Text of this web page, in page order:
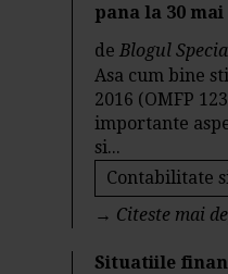
pana la 30 mai
deBlogul
Asa cum bine
2016 (OMFP
importante
si...
Contabilitate
→ Citeste mai
Situatiile